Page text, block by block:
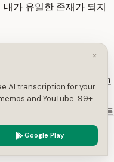
가 유일한 존재가 되지
자는 없다는 거죠.이기
거라서 영식을 골랐다고
히 좋은게 아닙니다. 왜
다른 데서는 바디 카운트
히 성관계에 관한
×
AI transcription for your
and YouTube. 99+
Google Play